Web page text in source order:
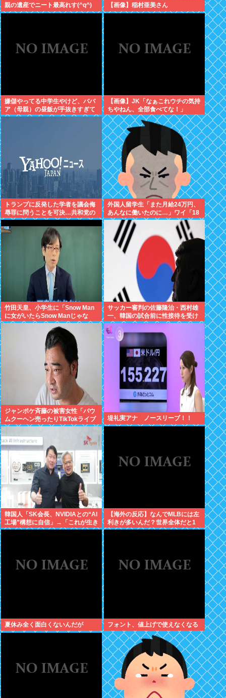
親の遺産でニート最高れす(^q^) 【画像】稲村亜美さん
嫌儲やってる中学生やけど、ババ
ア（母親）の昼飯が手抜きすぎて
キレそう
【画像】JK「なぁこれウチの気持
ちやねん、全部食べてな！」
トランプに反発した学者を議会侮
辱罪に問うことを可決…共和党の
質問に黙秘したため
外国人留学生「また月給24万円、
あんなに働いたのに…」ワイ「18
万」→…論破した結果ｗｗｗ
竹田天皇、小学生に「Snow Man
に女がいたらSnow Manじゃな
い」で男系天皇を熱弁www
サッカー審判の佐藤隆治・西村雄
一、韓国の試合前に性接待を受け
ていた疑惑浮上
ジャンポケ斉藤の被害女性「バウ
ムクーヘン売ったりTikTokライブ
しててムカついたから示談しなか
った」←これ
堤礼実アナ ノースリーブ！！
韓国人「SK会長、NVIDIAとの“AI
工場”構想に自信」→「これが生き
たビジネスだ！」
【海外の反応】なんでMLBには左
利きが多いんだ？世界全体だと1
割くらいしかいないはずなのに →
と思う」
夏休み全く面白くないんだが フォント、値上げで使えなくなる